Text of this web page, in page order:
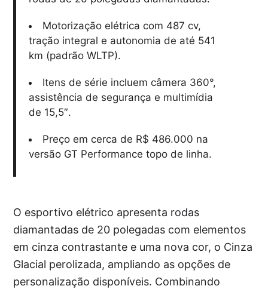
Motorização elétrica com 487 cv,
tração integral e autonomia de até 541
km (padrão WLTP).
Itens de série incluem câmera 360°,
assistência de segurança e multimídia
de 15,5″.
Preço em cerca de R$ 486.000 na
versão GT Performance topo de linha.
O esportivo elétrico apresenta rodas
diamantadas de 20 polegadas com elementos
em cinza contrastante e uma nova cor, o Cinza
Glacial perolizada, ampliando as opções de
personalização disponíveis. Combinando